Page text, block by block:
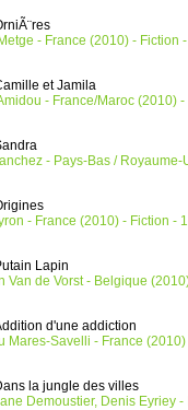
- France (2010) - Fiction
et Jamila
- France/Maroc (2010)
- Pays-Bas /
- France (2010) - Fiction -
Lapin
Van de Vorst - Belgique
d'une addiction
Mares-Savelli - France
la jungle des villes
Demoustier, Denis Eyriey